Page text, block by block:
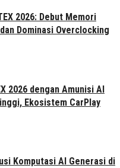
2026: Debut Memori
Dominasi Overclocking
2026 dengan Amunisi AI
Ekosistem CarPlay
Komputasi AI Generasi di